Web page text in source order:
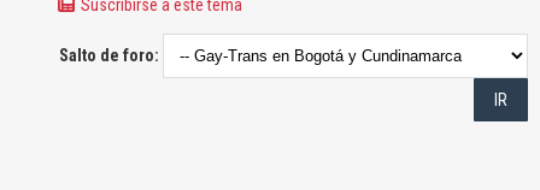
Suscribirse a este tema
Salto de foro: